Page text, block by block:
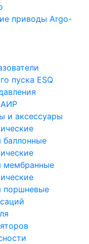
приводы Argo-
пуска ESQ
АИР
и аксессуары
баллонные
мембранные
поршневые